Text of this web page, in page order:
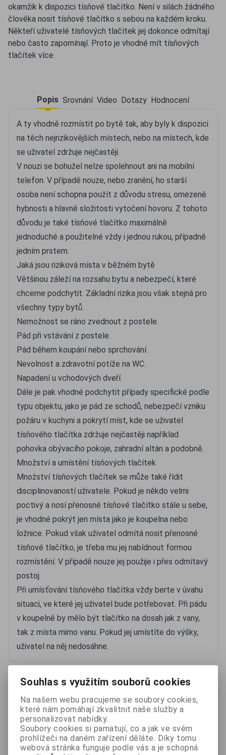
okamžik k dispozici tísňové tlačítko. Není v silách žádného
člověka nosit tísňové tlačítko s sebou na každém kroku.
Někteří uživatelé tísňových tlačítek jej dokonce odmítají
nebo často zapomínají. Proto je vhodné mít tísňových
tlačítek více.
Popis Srovnání Video Dotazy Hodnocení
A ty vhodně rozmístit po bytě tak, aby byly k dispozici
na těch nejrizikovějších místech, nebo na místech, kde
se uživatel zdržuje nejčastěji.
V nouzi se bohužel nelze spolehnout ani na mobilní
telefon. V případě nouze, nebo zranění, ho starší
osoba není schopna použít z důvodu stresu, omezené
hybnosti a hlavně složitosti vytočení hovoru. Z tohoto
důvodu je také tísňové tlačítko maximálně
jednoduché a použitelné vždy i jednou rukou, případně
jedním prstem.
Jaká jsou riziková místa v běžném bytě
Většinou záleží na rozsahu bytu a nebezpečí, které
chceme podchytit. Základní rizika jsou však stejná pro
všechny typy bytů.
Nemožnost se ráno zvednout z postele.
Pád při vstávání z postele.
Pád během koupání nebo sprchování.
Nevolnost a zdravotní potíže na WC.
Napadení u vchodových dveří.
Dále je pak vhodné podchytit případy specifické podle
typu objektu, jako je pád ze schodů, nebezpečí vzniku
požáru v kuchyni a pokrytí míst, kde se uživatel
tísňového tlačítka zdržuje nejčastěji například
pohovka obývacího pokoje, zahradní altán a podobně.
Množství a umístění tísňových tlačítek
Množství tísňových tlačítek se může také řídit
disciplinovaností uživatele. Pokud je někdo velmi
poctivý a nosí přenosné tísňové tlačítko stále u sebe,
je vhodné pokrýt jen místa jako je koupelna nebo
ložnice. Pokud však uživatel odmítá nosit přenosné
tísňové tlačítko, je třeba mu jej nabídnout formou
rozmístění. V případě nouze jej použije i přes odmítavý
postoj.
Při umísťování tísňového tlačítka vždy berte v úvahu
situaci, ve které jej uživatel bude potřebovat. Při pádu
v koupelně by mělo být tlačítko na dosah jak z vany,
tak z místa mimo vanu. Pokud jej umístíte do výšky,
uživatel na něj nedosáhne.
Další informace naleznete také v...
Senioři vs. podvodníci - důvěřuj ale prověřuj
Přivolání pomoci při zdravotních potížích
Souhlas s využitím souborů cookies
Na našem webu pracujeme se soubory cookies,
které nám pomáhají zkvalitnit naše služby a
personalizovat nabídky.
Soubory cookies si pamatují, co a jak ve svém
prohlížeči na daném zařízení děláte. Díky tomu
webová stránka funguje podle vás a je schopná